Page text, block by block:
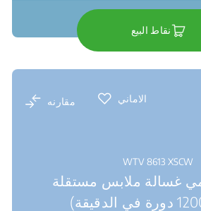
نقاط البيع
الاماني مقارنه
WTV 8613 XSCW
غسالة ملابس مستقلة